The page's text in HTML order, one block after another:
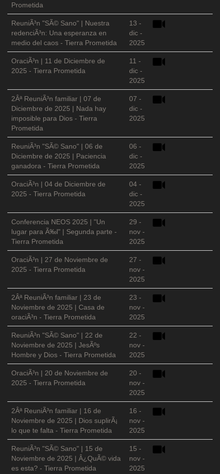
Prometida
ReuniÃ³n "SÃ© Sano" | Nuestra
redenciÃ³n: Una esperanza en
medio del caos - Tierra Prometida
13 -
dic -
2025
OraciÃ³n | 11 de Diciembre de
2025 - Tierra Prometida
11 -
dic -
2025
2Âª ReuniÃ³n familiar | 07 de
Diciembre de 2025 | Nada hay
imposible para Dios - Tierra
Prometida
07 -
dic -
2025
ReuniÃ³n "SÃ© Sano" | 06 de
Diciembre de 2025 | Paciencia
ganadora - Tierra Prometida
06 -
dic -
2025
OraciÃ³n | 04 de Diciembre de
2025 - Tierra Prometida
04 -
dic -
2025
Conferencia NEOS 2025 | "Un
lugar para Ã‰l" | Segunda parte -
Tierra Prometida
29 -
nov -
2025
OraciÃ³n | 27 de Noviembre de
2025 - Tierra Prometida
27 -
nov -
2025
2Âª ReuniÃ³n familiar | 23 de
Noviembre de 2025 | Casa de
oraciÃ³n - Tierra Prometida
23 -
nov -
2025
ReuniÃ³n "SÃ© Sano" | 22 de
Noviembre de 2025 | JesÃºs
Hombre y Dios - Tierra Prometida
22 -
nov -
2025
OraciÃ³n | 20 de Noviembre de
2025 - Tierra Prometida
20 -
nov -
2025
2Âª ReuniÃ³n familiar | 16 de
Noviembre de 2025 | Dios suplirÃ¡
lo que te falta - Tierra Prometida
16 -
nov -
2025
ReuniÃ³n "SÃ© Sano" | 15 de
Noviembre de 2025 | Â¿QuÃ© vida
es esta? - Tierra Prometida
15 -
nov -
2025